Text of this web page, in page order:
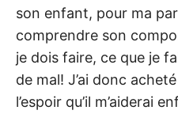
son enfant, pour ma
comprendre son
je dois faire, ce que je
de mal! J’ai donc
l’espoir qu’il m’aiderai